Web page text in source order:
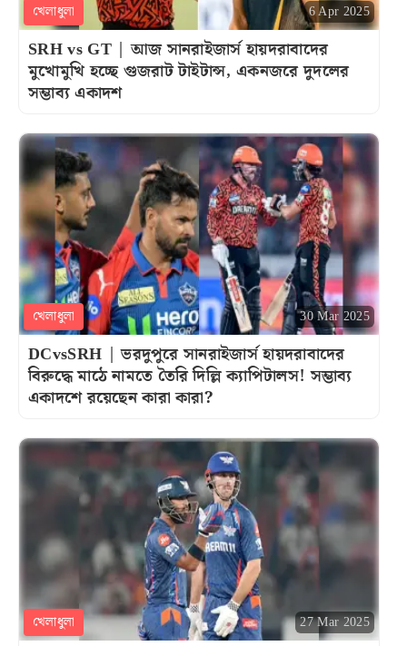
খেলাধুলা 6 Apr 2025
SRH vs GT | আজ সানরাইজার্স হায়দরাবাদের
মুখোমুখি হচ্ছে গুজরাট টাইটান্স, একনজরে দুদলের
সম্ভাব্য একাদশ
খেলাধুলা 30 Mar 2025
DCvsSRH | ভরদুপুরে সানরাইজার্স হায়দরাবাদের
বিরুদ্ধে মাঠে নামতে তৈরি দিল্লি ক্যাপিটালস! সম্ভাব্য
একাদশে রয়েছেন কারা কারা?
খেলাধুলা 27 Mar 2025